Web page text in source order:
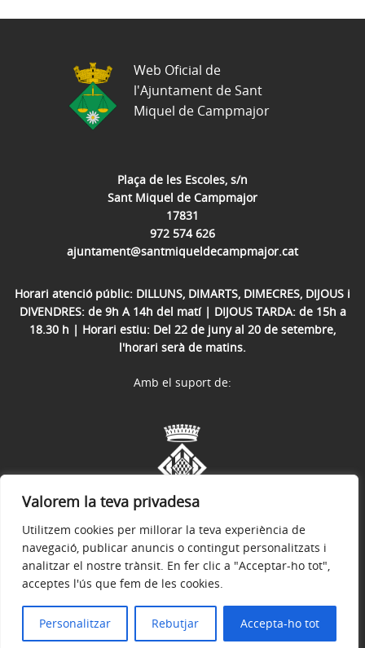
Valorem la teva privadesa
Utilitzem cookies per millorar la teva experiència de
navegació, publicar anuncis o contingut personalitzats i
analitzar el nostre trànsit. En fer clic a "Acceptar-ho tot",
acceptes l'ús que fem de les cookies.
Personalitzar Rebutjar Accepta-ho tot
Plaça de les Escoles, s/n
Sant Miquel de Campmajor
17831
972 574 626
ajuntament@santmiqueldecampmajor.cat
Horari atenció públic: DILLUNS, DIMARTS, DIMECRES, DIJOUS i
DIVENDRES: de 9h A 14h del matí | DIJOUS TARDA: de 15h a
18.30 h | Horari estiu: Del 22 de juny al 20 de setembre,
l'horari serà de matins.
Web Oficial de
l'Ajuntament de Sant
Miquel de Campmajor
Avís legal Política de privacitat
© 2026
Amb el suport de: